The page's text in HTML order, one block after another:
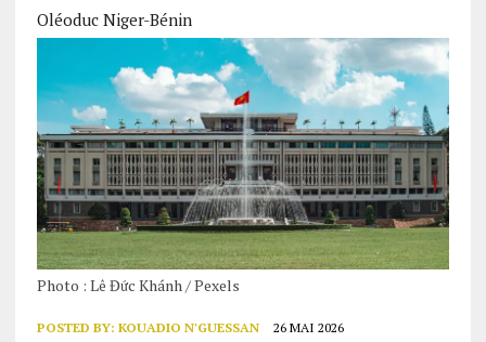
Oléoduc Niger-Bénin
Photo : Lê Đức Khánh / Pexels
POSTED BY: KOUADIO N'GUESSAN 26 MAI 2026